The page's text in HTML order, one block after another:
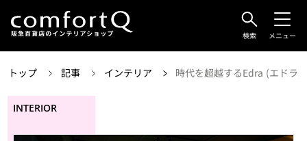
検索 メニュー
トップ 記事 インテリア 時代を超越するEdra (エドラ)
INTERIOR